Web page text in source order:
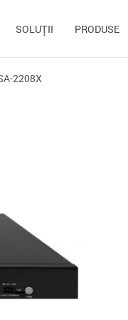
SOLUŢII PRODUSE
2208X